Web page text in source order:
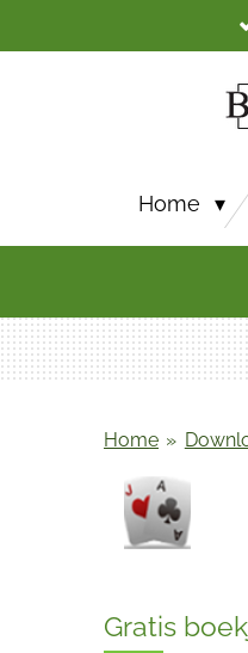
Home
Home »
Gratis